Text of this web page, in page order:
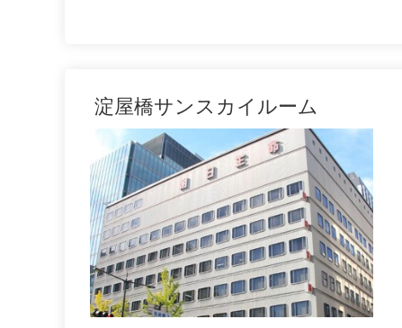
淀屋橋サンスカイルーム